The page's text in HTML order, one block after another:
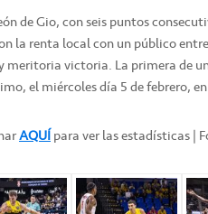
de Gio, con seis puntos
la renta local con un público
meritoria victoria. La primera de
el miércoles día 5 de febrero,
AQUÍpara ver las estadísticas |